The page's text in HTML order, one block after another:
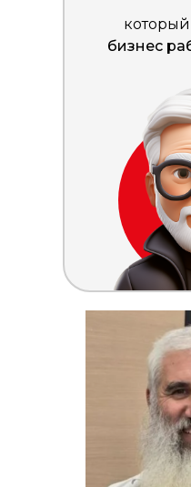
который
бизнес